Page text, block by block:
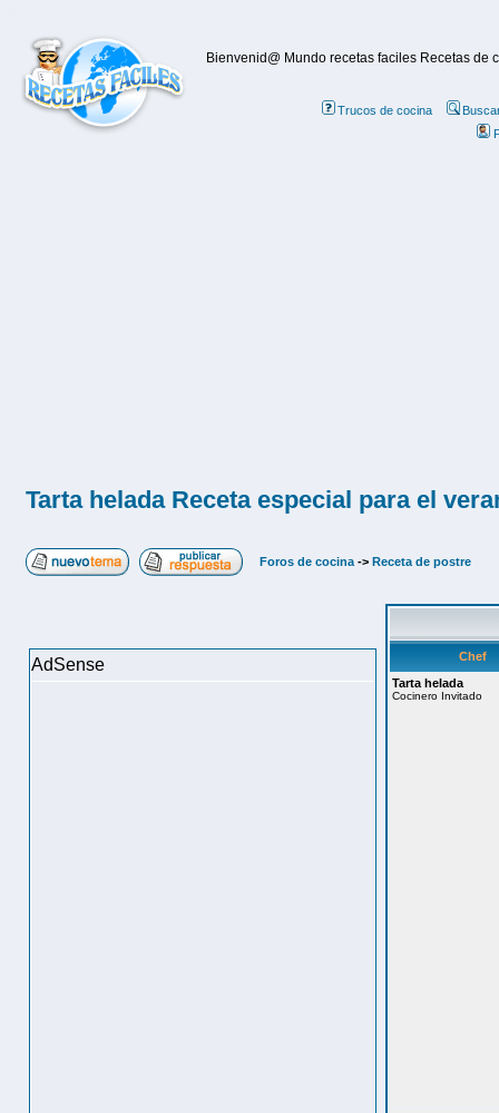
Bienvenid@ Mundo recetas faciles Recetas de
Trucos de cocina
Tarta helada Receta especial para el
Foros de cocina -> Receta de postre
AdSense
Chef
Tarta helada
Cocinero Invitado